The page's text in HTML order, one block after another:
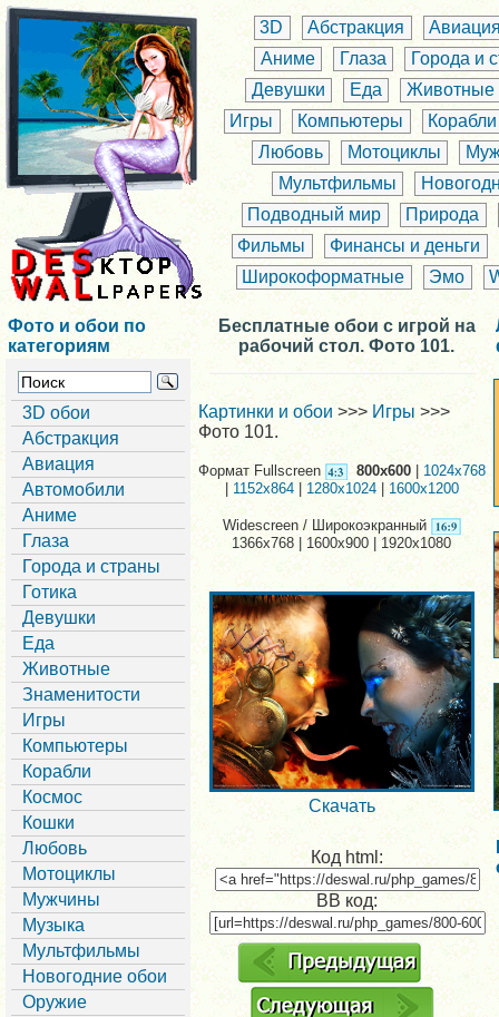
3D Абстракция
Аниме
Глаза
Города и
Девушки
Еда
Животные
Игры
Компьютеры
Корабли
Любовь
Мотоциклы
Мультфильмы
Подводный мир
Природа
Фильмы
Финансы и деньги
Широкоформатные
Эмо
Фото и обои по
категориям
3D обои
Абстракция
Авиация
Автомобили
Аниме
Глаза
Города и страны
Готика
Девушки
Еда
Животные
Знаменитости
Игры
Компьютеры
Корабли
Космос
Кошки
Любовь
Мотоциклы
Мужчины
Музыка
Мультфильмы
Новогодние обои
Оружие
Бесплатные обои с игрой на
рабочий стол. Фото 101.
Картинки и обои >>> Игры>>>
Фото 101.
Формат Fullscreen 800x600 | 1024x768
|1152x864 1280x1024| 1600x1200
Widescreen / Широкоэкранный
1366x768 | 1600x900 | 1920x1080
Скачать
Код html:
BB код: